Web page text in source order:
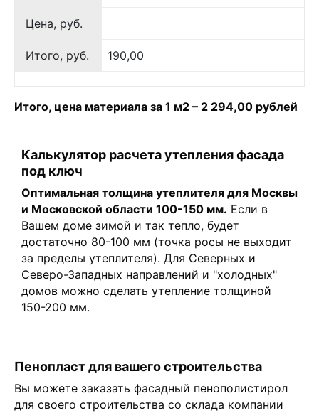
Цена, руб.
Итого, руб. 190,00
Итого, цена материала за 1 м2 – 2 294,00 рублей
Калькулятор расчета утепления фасада
под ключ
Оптимальная толщина утеплителя для Москвы
и Московской области 100-150 мм. Если в
Вашем доме зимой и так тепло, будет
достаточно 80-100 мм (точка росы не выходит
за пределы утеплителя). Для Северных и
Северо-Западных направлений и "холодных"
домов можно сделать утепление толщиной
150-200 мм.
Пенопласт для вашего строительства
Вы можете заказать фасадный пенополистирол
для своего строительства со склада компании